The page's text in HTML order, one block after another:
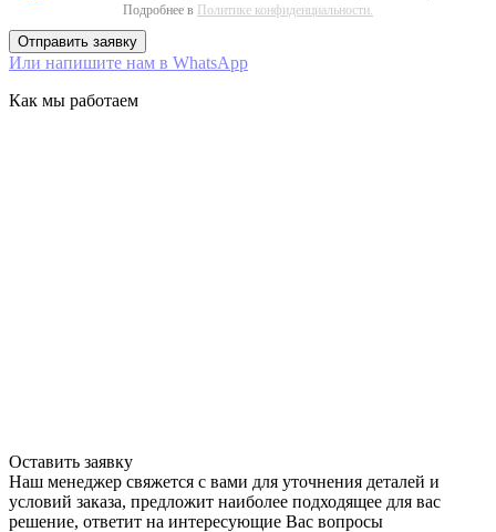
Подробнее в Политике конфиденциальности.
Или напишите нам в WhatsApp
Как мы работаем
Оставить заявку
Наш менеджер свяжется с вами для уточнения деталей и
условий заказа, предложит наиболее подходящее для вас
решение, ответит на интересующие Вас вопросы